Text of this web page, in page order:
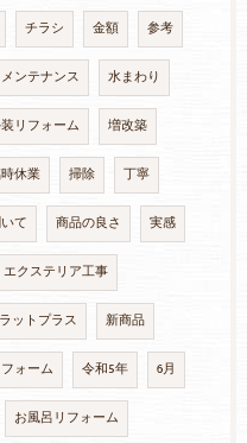
チラシ 金額 参考
メンテナンス 水まわり
リフォーム 増改築
休業 掃除 丁寧
て 商品の良さ 実感
エクステリア工事
ットプラス 新商品
ォーム 令和5年 6月
お風呂リフォーム